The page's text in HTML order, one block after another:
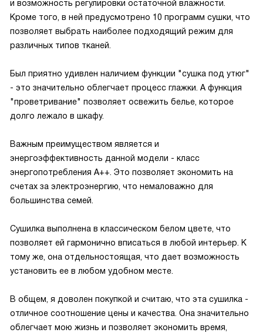
и возможность регулировки остаточной влажности.
Кроме того, в ней предусмотрено 10 программ сушки, что
позволяет выбрать наиболее подходящий режим для
различных типов тканей.
Был приятно удивлен наличием функции "сушка под утюг"
- это значительно облегчает процесс глажки. А функция
"проветривание" позволяет освежить белье, которое
долго лежало в шкафу.
Важным преимуществом является и
энергоэффективность данной модели - класс
энергопотребления A++. Это позволяет экономить на
счетах за электроэнергию, что немаловажно для
большинства семей.
Сушилка выполнена в классическом белом цвете, что
позволяет ей гармонично вписаться в любой интерьер. К
тому же, она отдельностоящая, что дает возможность
установить ее в любом удобном месте.
В общем, я доволен покупкой и считаю, что эта сушилка -
отличное соотношение цены и качества. Она значительно
облегчает мою жизнь и позволяет экономить время,